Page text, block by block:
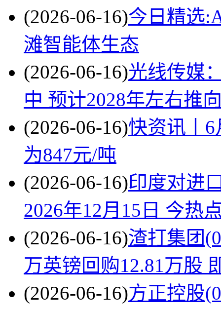
(2026-06-16)今日精选
滩智能体生态
(2026-06-16)光线传媒
中 预计2028年左右推
(2026-06-16)快资讯丨
为847元/吨
(2026-06-16)印度对进
2026年12月15日 今热
(2026-06-16)渣打集团
万英镑回购12.81万股
(2026-06-16)方正控股